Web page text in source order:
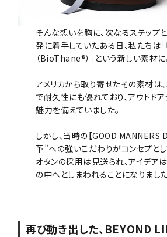
そんな想いを胸に、次なるステップ
発に着手していたある日、私たちは
（BioThane®）」という新しい素材
アメリカから取り寄せたその素材は
で耐久性にも優れており、アウトド
魅力を備えていました。
しかし、当時の【GOOD MANNERS
革”への強いこだわりがコンセプと
オタンの採用は見送られ、アイデア
の中へとしまわれることになりました
再び動き出した、BEYOND